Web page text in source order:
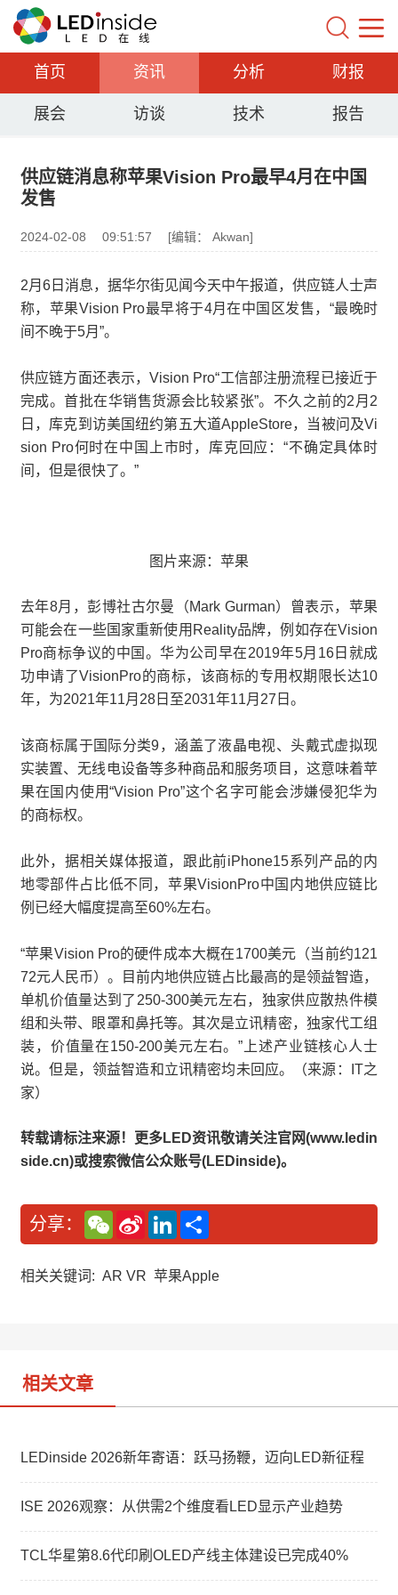
首页 资讯 分析 财报
展会 访谈 技术 报告
供应链消息称苹果Vision Pro最早4月在中国
发售
2024-02-08 09:51:57 [编辑： Akwan]
2月6日消息，据华尔街见闻今天中午报道，供应链人士声
称，苹果Vision Pro最早将于4月在中国区发售，“最晚时
间不晚于5月”。
供应链方面还表示，Vision Pro“工信部注册流程已接近于
完成。首批在华销售货源会比较紧张”。不久之前的2月2
日，库克到访美国纽约第五大道AppleStore，当被问及Vi
sion Pro何时在中国上市时，库克回应：“不确定具体时
间，但是很快了。”
图片来源：苹果
去年8月，彭博社古尔曼（Mark Gurman）曾表示，苹果
可能会在一些国家重新使用Reality品牌，例如存在Vision
Pro商标争议的中国。华为公司早在2019年5月16日就成
功申请了VisionPro的商标，该商标的专用权期限长达10
年，为2021年11月28日至2031年11月27日。
该商标属于国际分类9，涵盖了液晶电视、头戴式虚拟现
实装置、无线电设备等多种商品和服务项目，这意味着苹
果在国内使用“Vision Pro”这个名字可能会涉嫌侵犯华为
的商标权。
此外，据相关媒体报道，跟此前iPhone15系列产品的内
地零部件占比低不同，苹果VisionPro中国内地供应链比
例已经大幅度提高至60%左右。
“苹果Vision Pro的硬件成本大概在1700美元（当前约121
72元人民币）。目前内地供应链占比最高的是领益智造，
单机价值量达到了250-300美元左右，独家供应散热件模
组和头带、眼罩和鼻托等。其次是立讯精密，独家代工组
装，价值量在150-200美元左右。”上述产业链核心人士
说。但是，领益智造和立讯精密均未回应。（来源：IT之
家）
转载请标注来源！更多LED资讯敬请关注官网(www.ledin
side.cn)或搜索微信公众账号(LEDinside)。
分享：
W
e
C
a
S
n
W
L
n
e
相关关键词: AR VR 苹果Apple
相关文章
LEDinside 2026新年寄语：跃马扬鞭，迈向LED新征程
ISE 2026观察：从供需2个维度看LED显示产业趋势
TCL华星第8.6代印刷OLED产线主体建设已完成40%